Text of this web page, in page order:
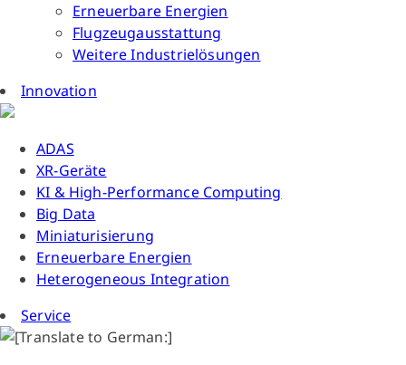
Erneuerbare Energien
Flugzeugausstattung
Weitere Industrielösungen
Innovation
ADAS
XR-Geräte
KI & High-Performance Computing
Big Data
Miniaturisierung
Erneuerbare Energien
Heterogeneous Integration
Service